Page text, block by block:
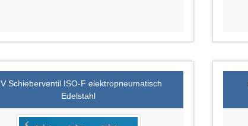
Schieberventil ISO-F elektropneumatisch
Edelstahl